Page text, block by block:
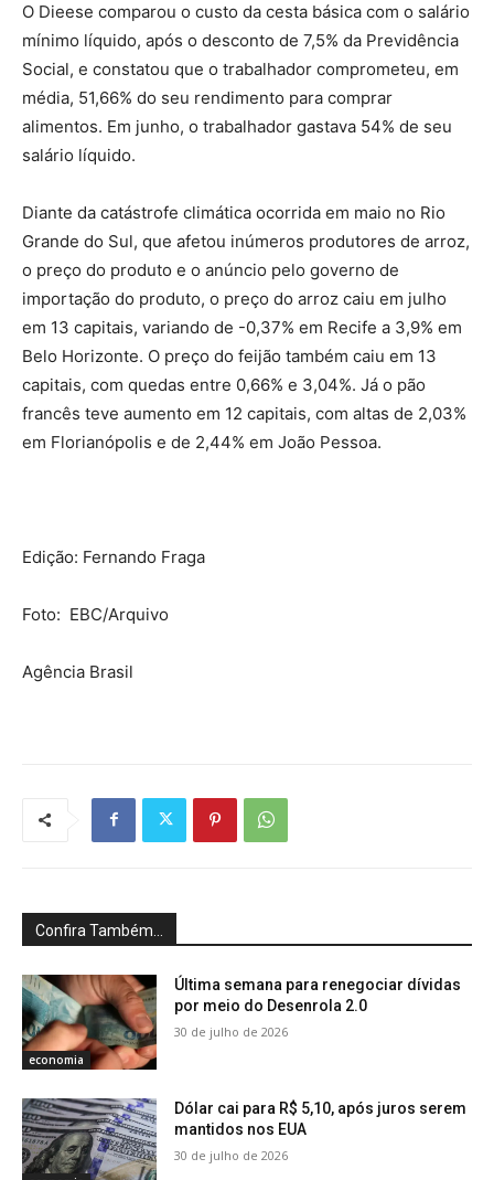
O Dieese comparou o custo da cesta básica com o salário
mínimo líquido, após o desconto de 7,5% da Previdência
Social, e constatou que o trabalhador comprometeu, em
média, 51,66% do seu rendimento para comprar
alimentos. Em junho, o trabalhador gastava 54% de seu
salário líquido.
Diante da catástrofe climática ocorrida em maio no Rio
Grande do Sul, que afetou inúmeros produtores de arroz,
o preço do produto e o anúncio pelo governo de
importação do produto, o preço do arroz caiu em julho
em 13 capitais, variando de -0,37% em Recife a 3,9% em
Belo Horizonte. O preço do feijão também caiu em 13
capitais, com quedas entre 0,66% e 3,04%. Já o pão
francês teve aumento em 12 capitais, com altas de 2,03%
em Florianópolis e de 2,44% em João Pessoa.
Edição: Fernando Fraga
Foto: EBC/Arquivo
Agência Brasil
Confira Também...
economia
Última semana para renegociar dívidas
por meio do Desenrola 2.0
30 de julho de 2026
Dólar cai para R$ 5,10, após juros serem
mantidos nos EUA
30 de julho de 2026